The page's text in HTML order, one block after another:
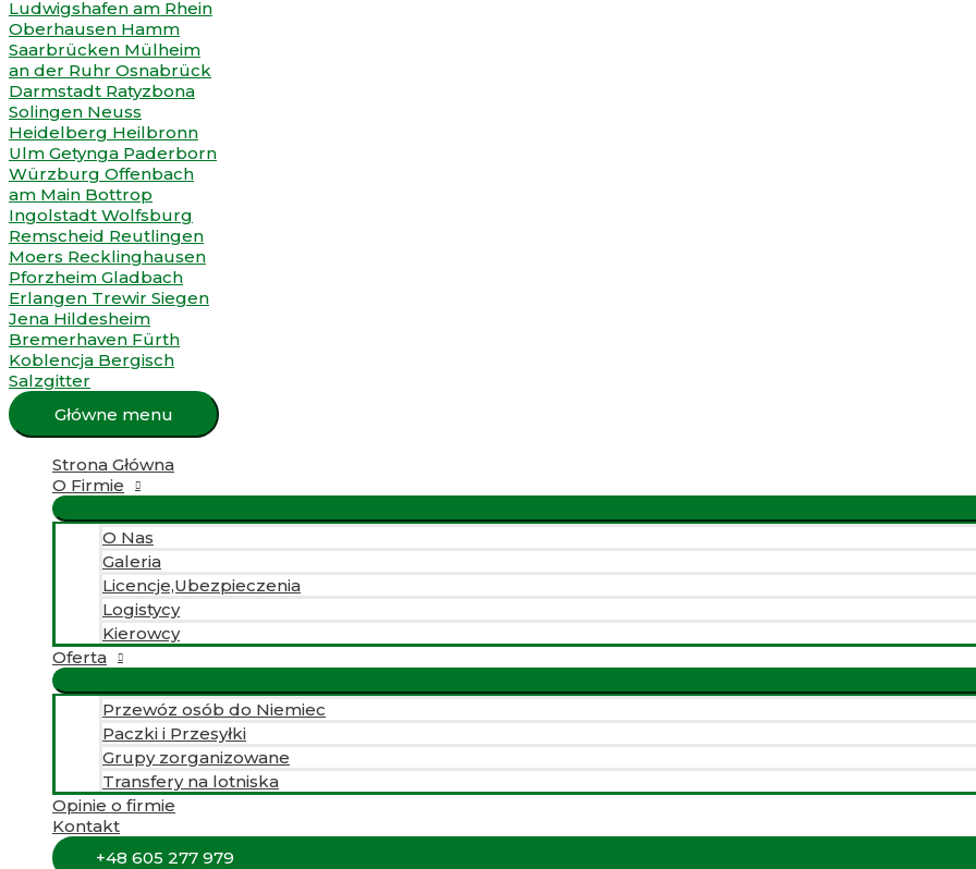
Główne menu
Strona Główna
O Firmie
O Nas
Galeria
Licencje,Ubezpieczenia
Logistycy
Kierowcy
Oferta
Przewóz osób do Niemiec
Paczki i Przesyłki
Grupy zorganizowane
Transfery na lotniska
Opinie o firmie
Kontakt
+48 605 277 979